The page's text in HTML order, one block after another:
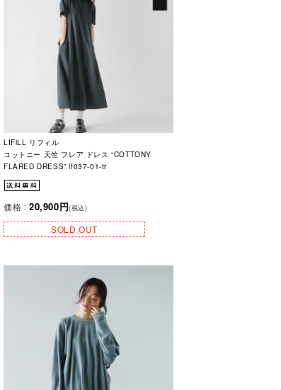
LIFiLL リフィル
コットニー 天竺 フレア ドレス “COTTONY
FLARED DRESS” lf037-01-tr
価格 : 20,900円(税込)
SOLD OUT